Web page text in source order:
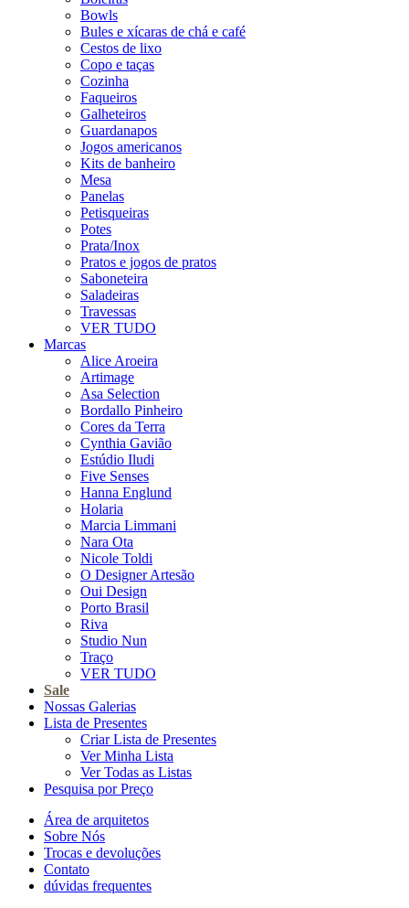
Bowls
Bules e xícaras de chá e café
Cestos de lixo
Copo e taças
Cozinha
Faqueiros
Galheteiros
Guardanapos
Jogos americanos
Kits de banheiro
Mesa
Panelas
Petisqueiras
Potes
Prata/Inox
Pratos e jogos de pratos
Saboneteira
Saladeiras
Travessas
VER TUDO
Marcas
Alice Aroeira
Artimage
Asa Selection
Bordallo Pinheiro
Cores da Terra
Cynthia Gavião
Estúdio Iludi
Five Senses
Hanna Englund
Holaria
Marcia Limmani
Nara Ota
Nicole Toldi
O Designer Artesão
Oui Design
Porto Brasil
Riva
Studio Nun
Traço
VER TUDO
Sale
Nossas Galerias
Lista de Presentes
Criar Lista de Presentes
Ver Minha Lista
Ver Todas as Listas
Pesquisa por Preço
Área de arquitetos
Sobre Nós
Trocas e devoluções
Contato
dúvidas frequentes